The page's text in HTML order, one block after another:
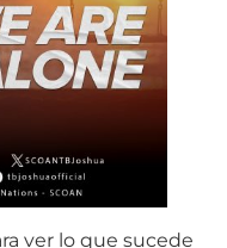
ver lo que sucede